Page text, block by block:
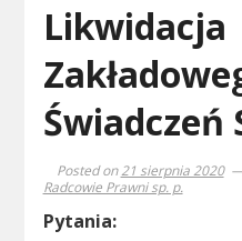
Likwidacja
Świadczeń
Posted on21 sierpnia 2020
Radcowie Prawni sp. p.
Pytania: